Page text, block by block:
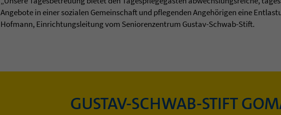
Angebote in einer sozialen Gemeinschaft und pflegenden Angehörigen eine
Hofmann, Einrichtungsleitung vom Seniorenzentrum Gustav-Schwab-Stift.
GUSTAV-SCHWAB-STIFT